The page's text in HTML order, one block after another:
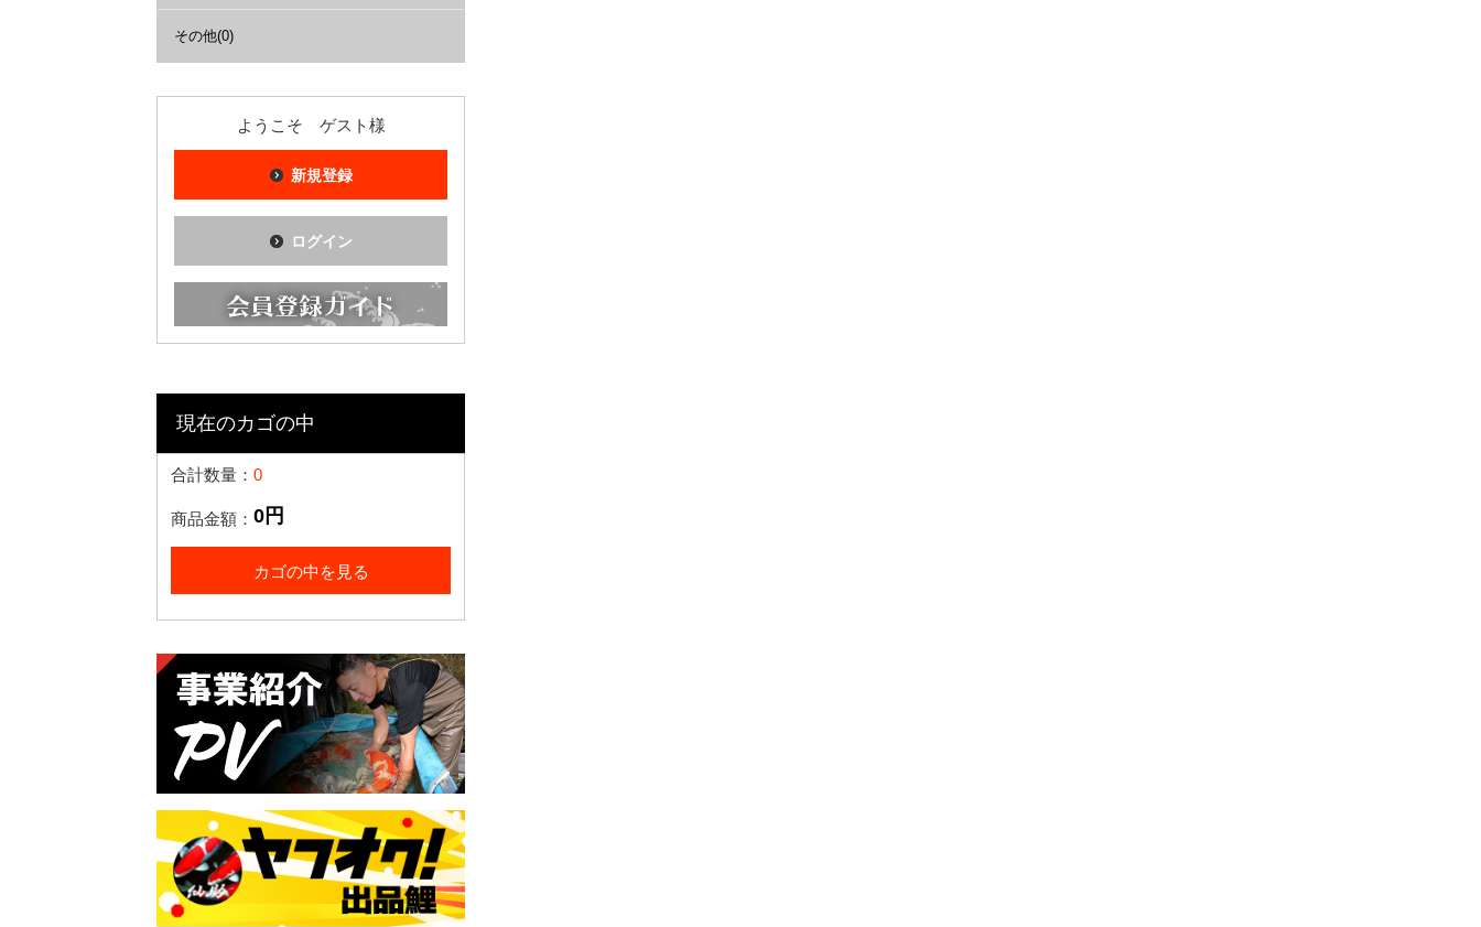
その他(0)
ようこそ ゲスト様
新規登録
ログイン
現在のカゴの中
合計数量： 0
商品金額： 0円
カゴの中を見る